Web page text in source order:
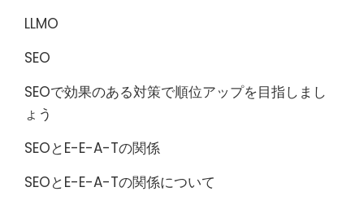
LLMO
SEO
SEOで効果のある対策で順位アップを目指しまし
ょう
SEOとE-E-A-Tの関係
SEOとE-E-A-Tの関係について